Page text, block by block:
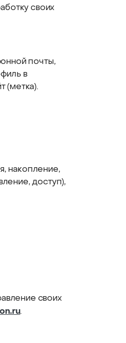
своих
почты,
в
(метка).
накопление,
доступ),
своих
.